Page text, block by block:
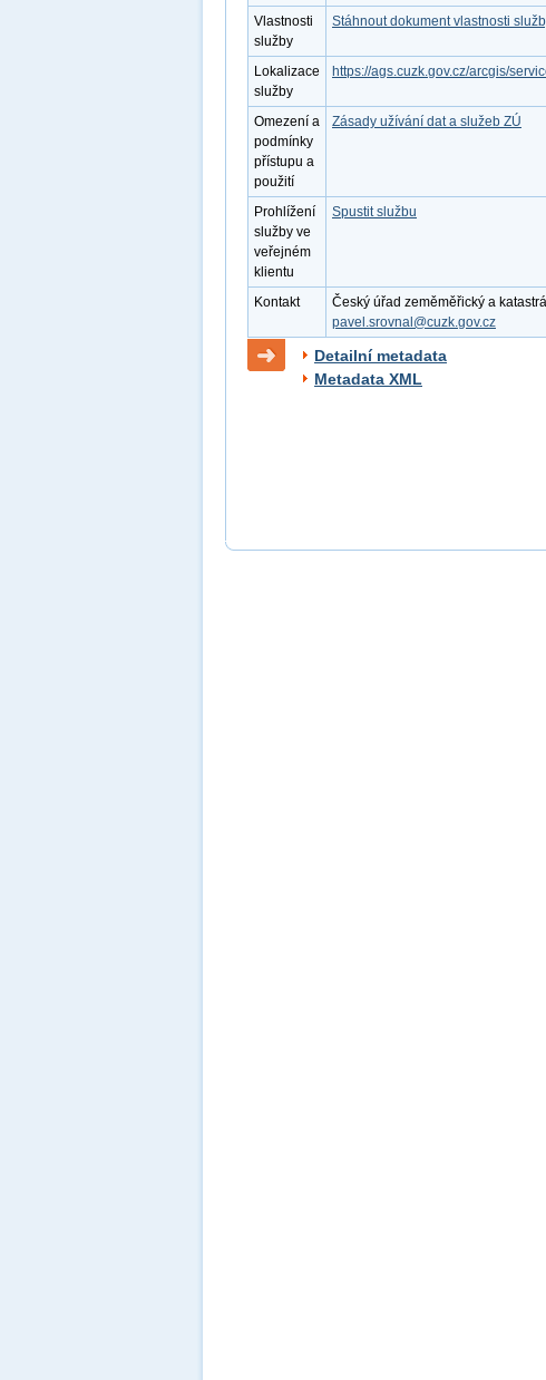
Vlastnosti
služby
Stáhnout dokument vlastnosti
Lokalizace
služby
https://ags.cuzk.gov.cz/arcgis/
Omezení a
podmínky
přístupu a
použití
Zásady užívání dat a služeb ZÚ
Prohlížení
služby ve
veřejném
klientu
Spustit službu
Kontakt
Český úřad zeměměřický a
pavel.srovnal@cuzk.gov.cz
Detailní metadata
Metadata XML